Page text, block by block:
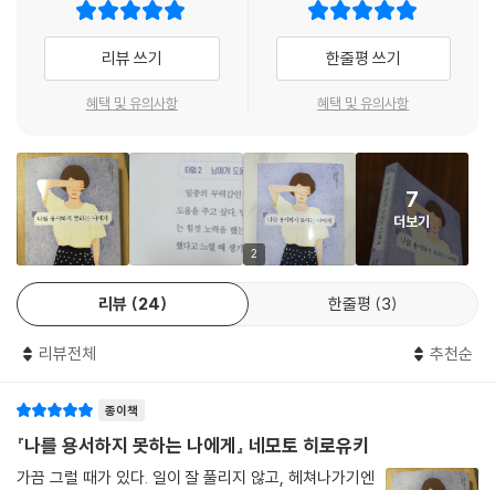
거기서 자책감이 가리키는 사람을 사랑하고 있다는 긍정적인 쪽으로 바뀔
수만 있다면 당신은 마음의 짐을 덜어낼 수 있을 것입니다. “당신은 누구를
위해 그렇게 열심히 노력해왔는가?” 이 질문은 결국 당신이 베풀어온 사
랑 그 자체입니다. 그러니 이제부터 더 이상 자책감에 끌려다니는 일 없이
사랑을 계속 선택하기 바랍니다.
뜻한 메시지를 오롯이 느끼게 될 것이다.
리뷰 쓰기
혜택 및 유의사항
한줄평 쓰기
혜택 및 유의사항
2
7
더보기
리뷰 24 한줄평 3
리뷰전체 추천순
종이책
『나를 용서하지 못하는 나에게』 네모토 히로유키
가끔 그럴 때가 있다. 일이 잘 풀리지 않고, 헤쳐나가기엔